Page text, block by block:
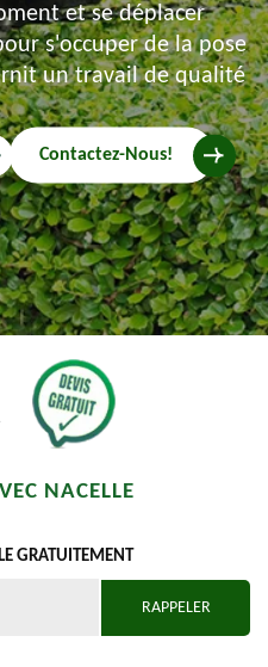
et se déplacer
s'occuper de la pose
un travail de qualité
Contactez-Nous!
NACELLE
GRATUITEMENT